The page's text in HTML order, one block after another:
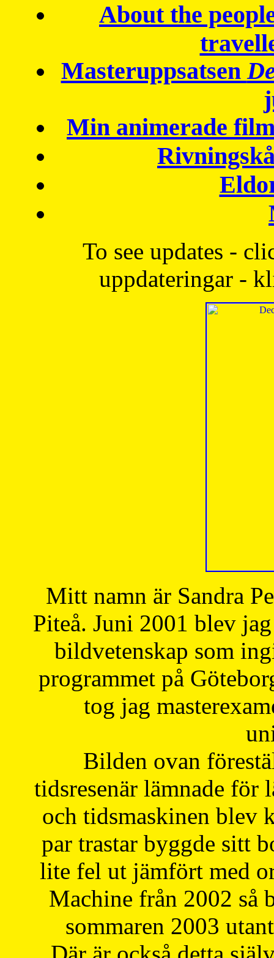
About the
Masteruppsatsen
Min animerade
To see updates -
uppdateringar -
Mitt namn är Sandra
Piteå. Juni 2001 blev
bildvetenskap som
programmet på
tog jag
Bilden ovan
tidsresenär lämnade för
och tidsmaskinen blev
par trastar byggde sitt
lite fel ut jämfört med
Machine från 2002 så
sommaren 2003